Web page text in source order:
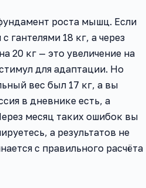
роста мышц. Если
гантелями 18 кг, а через
20 кг — это увеличение на
для адаптации. Но
вес был 17 кг, а вы
в дневнике есть, а
месяц таких ошибок вы
а результатов не
с правильного расчёта